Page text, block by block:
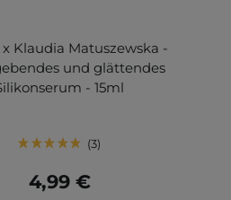
Klaudia Matuszewska -
und glättendes
- 15ml
3
4,99 €